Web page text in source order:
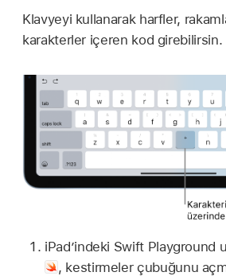
Klavyeyi kullanarak harfler,
karakterler içeren kod girebilirsin.
iPad’indeki Swift Playground
, kestirmeler çubuğunu